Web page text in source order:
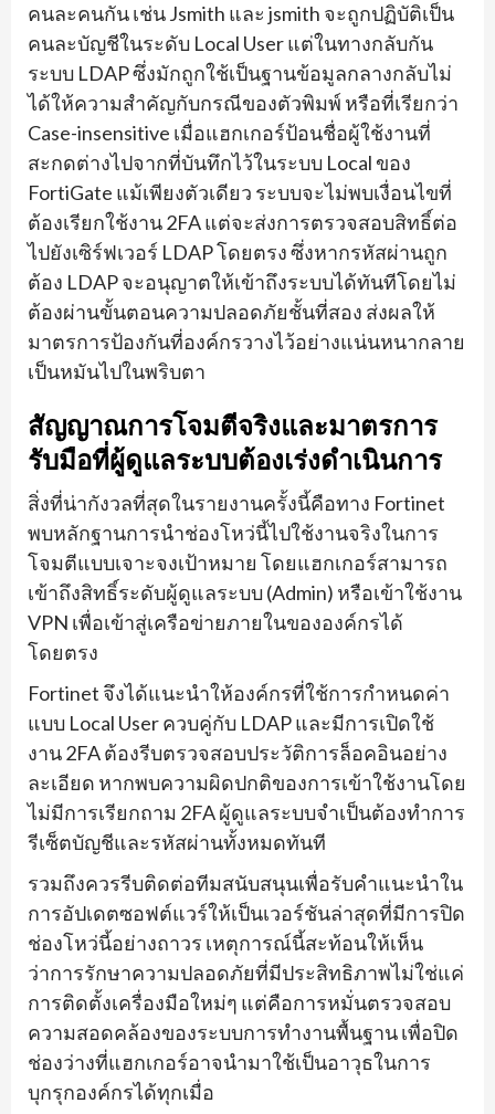
คนละคนกัน เช่น Jsmith และ jsmith จะถูกปฏิบัติเป็น
คนละบัญชีในระดับ Local User แต่ในทางกลับกัน
ระบบ LDAP ซึ่งมักถูกใช้เป็นฐานข้อมูลกลางกลับไม่
ได้ให้ความสำคัญกับกรณีของตัวพิมพ์ หรือที่เรียกว่า
Case-insensitive เมื่อแฮกเกอร์ป้อนชื่อผู้ใช้งานที่
สะกดต่างไปจากที่บันทึกไว้ในระบบ Local ของ
FortiGate แม้เพียงตัวเดียว ระบบจะไม่พบเงื่อนไขที่
ต้องเรียกใช้งาน 2FA แต่จะส่งการตรวจสอบสิทธิ์ต่อ
ไปยังเซิร์ฟเวอร์ LDAP โดยตรง ซึ่งหากรหัสผ่านถูก
ต้อง LDAP จะอนุญาตให้เข้าถึงระบบได้ทันทีโดยไม่
ต้องผ่านขั้นตอนความปลอดภัยชั้นที่สอง ส่งผลให้
มาตรการป้องกันที่องค์กรวางไว้อย่างแน่นหนากลาย
เป็นหมันไปในพริบตา
สัญญาณการโจมตีจริงและมาตรการ
รับมือที่ผู้ดูแลระบบต้องเร่งดำเนินการ
สิ่งที่น่ากังวลที่สุดในรายงานครั้งนี้คือทาง Fortinet
พบหลักฐานการนำช่องโหว่นี้ไปใช้งานจริงในการ
โจมตีแบบเจาะจงเป้าหมาย โดยแฮกเกอร์สามารถ
เข้าถึงสิทธิ์ระดับผู้ดูแลระบบ (Admin) หรือเข้าใช้งาน
VPN เพื่อเข้าสู่เครือข่ายภายในขององค์กรได้
โดยตรง
Fortinet จึงได้แนะนำให้องค์กรที่ใช้การกำหนดค่า
แบบ Local User ควบคู่กับ LDAP และมีการเปิดใช้
งาน 2FA ต้องรีบตรวจสอบประวัติการล็อคอินอย่าง
ละเอียด หากพบความผิดปกติของการเข้าใช้งานโดย
ไม่มีการเรียกถาม 2FA ผู้ดูแลระบบจำเป็นต้องทำการ
รีเซ็ตบัญชีและรหัสผ่านทั้งหมดทันที
รวมถึงควรรีบติดต่อทีมสนับสนุนเพื่อรับคำแนะนำใน
การอัปเดตซอฟต์แวร์ให้เป็นเวอร์ชันล่าสุดที่มีการปิด
ช่องโหว่นี้อย่างถาวร เหตุการณ์นี้สะท้อนให้เห็น
ว่าการรักษาความปลอดภัยที่มีประสิทธิภาพไม่ใช่แค่
การติดตั้งเครื่องมือใหม่ๆ แต่คือการหมั่นตรวจสอบ
ความสอดคล้องของระบบการทำงานพื้นฐาน เพื่อปิด
ช่องว่างที่แฮกเกอร์อาจนำมาใช้เป็นอาวุธในการ
บุกรุกองค์กรได้ทุกเมื่อ